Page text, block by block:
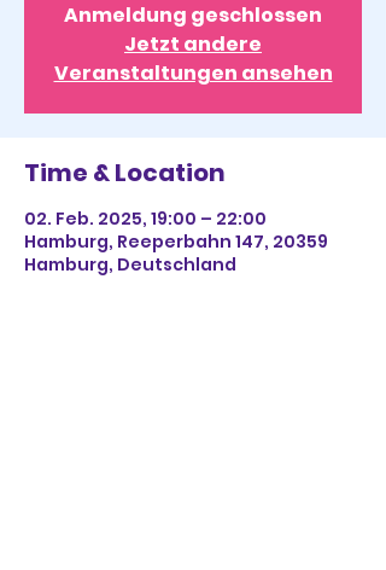
Anmeldung geschlossen
Jetzt andere
Veranstaltungen ansehen
Time & Location
02. Feb. 2025, 19:00 – 22:00
Hamburg, Reeperbahn 147, 20359
Hamburg, Deutschland